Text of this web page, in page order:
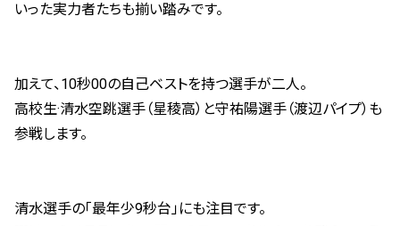
いった実力者たちも揃い踏みです。
加えて、10秒00の自己ベストを持つ選手が二人。
高校生·清水空跳選手（星稜高）と守祐陽選手（渡辺パイプ）も
参戦します。
清水選手の「最年少9秒台」にも注目です。